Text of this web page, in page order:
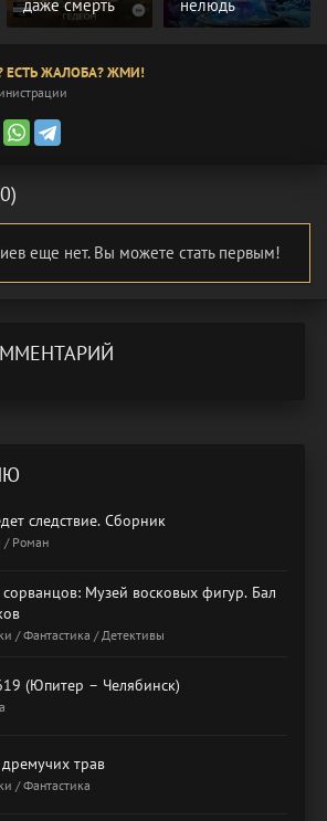
даже смерть нелюдь
ЕСТЬ ЖАЛОБА? ЖМИ!
еще нет. Вы можете стать первым!
следствие. Сборник
/ Роман
Музей восковых фигур. Бал
/ Фантастика / Детективы
(Юпитер – Челябинск)
трав
/ Фантастика